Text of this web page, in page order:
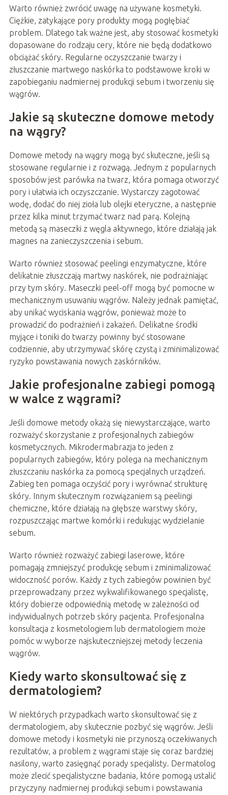
Warto również zwrócić uwagę na używane kosmetyki.
Ciężkie, zatykające pory produkty mogą pogłębiać
problem. Dlatego tak ważne jest, aby stosować kosmetyki
dopasowane do rodzaju cery, które nie będą dodatkowo
obciążać skóry. Regularne oczyszczanie twarzy i
złuszczanie martwego naskórka to podstawowe kroki w
zapobieganiu nadmiernej produkcji sebum i tworzeniu się
wągrów.
Jakie są skuteczne domowe metody
na wągry?
Domowe metody na wągry mogą być skuteczne, jeśli są
stosowane regularnie i z rozwagą. Jednym z popularnych
sposobów jest parówka na twarz, która pomaga otworzyć
pory i ułatwia ich oczyszczanie. Wystarczy zagotować
wodę, dodać do niej zioła lub olejki eteryczne, a następnie
przez kilka minut trzymać twarz nad parą. Kolejną
metodą są maseczki z węgla aktywnego, które działają jak
magnes na zanieczyszczenia i sebum.
Warto również stosować peelingi enzymatyczne, które
delikatnie złuszczają martwy naskórek, nie podrażniając
przy tym skóry. Maseczki peel-off mogą być pomocne w
mechanicznym usuwaniu wągrów. Należy jednak pamiętać,
aby unikać wyciskania wągrów, ponieważ może to
prowadzić do podrażnień i zakażeń. Delikatne środki
myjące i toniki do twarzy powinny być stosowane
codziennie, aby utrzymywać skórę czystą i zminimalizować
ryzyko powstawania nowych zaskórników.
Jakie profesjonalne zabiegi pomogą
w walce z wągrami?
Jeśli domowe metody okażą się niewystarczające, warto
rozważyć skorzystanie z profesjonalnych zabiegów
kosmetycznych. Mikrodermabrazja to jeden z
popularnych zabiegów, który polega na mechanicznym
złuszczaniu naskórka za pomocą specjalnych urządzeń.
Zabieg ten pomaga oczyścić pory i wyrównać strukturę
skóry. Innym skutecznym rozwiązaniem są peelingi
chemiczne, które działają na głębsze warstwy skóry,
rozpuszczając martwe komórki i redukując wydzielanie
sebum.
Warto również rozważyć zabiegi laserowe, które
pomagają zmniejszyć produkcję sebum i zminimalizować
widoczność porów. Każdy z tych zabiegów powinien być
przeprowadzany przez wykwalifikowanego specjalistę,
który dobierze odpowiednią metodę w zależności od
indywidualnych potrzeb skóry pacjenta. Profesjonalna
konsultacja z kosmetologiem lub dermatologiem może
pomóc w wyborze najskuteczniejszej metody leczenia
wągrów.
Kiedy warto skonsultować się z
dermatologiem?
W niektórych przypadkach warto skonsultować się z
dermatologiem, aby skutecznie pozbyć się wągrów. Jeśli
domowe metody i kosmetyki nie przynoszą oczekiwanych
rezultatów, a problem z wągrami staje się coraz bardziej
nasilony, warto zasięgnąć porady specjalisty. Dermatolog
może zlecić specjalistyczne badania, które pomogą ustalić
przyczyny nadmiernej produkcji sebum i powstawania